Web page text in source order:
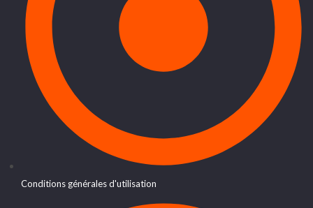
Conditions générales d'utilisation